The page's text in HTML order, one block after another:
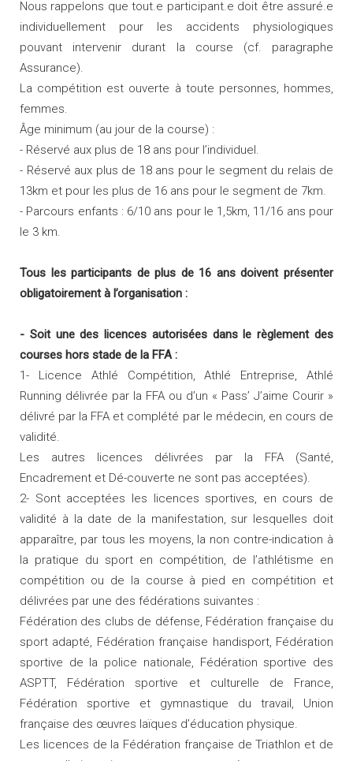
Nous rappelons que tout.e participant.e doit être assuré.e
individuellement pour les accidents physiologiques
pouvant intervenir durant la course (cf. paragraphe
Assurance).
La compétition est ouverte à toute personnes, hommes,
femmes.
Âge minimum (au jour de la course) :
- Réservé aux plus de 18 ans pour l’individuel.
- Réservé aux plus de 18 ans pour le segment du relais de
13km et pour les plus de 16 ans pour le segment de 7km.
- Parcours enfants : 6/10 ans pour le 1,5km, 11/16 ans pour
le 3 km.
Tous les participants de plus de 16 ans doivent présenter
obligatoirement à l’organisation :
- Soit une des licences autorisées dans le règlement des
courses hors stade de la FFA :
1- Licence Athlé Compétition, Athlé Entreprise, Athlé
Running délivrée par la FFA ou d’un « Pass’ J’aime Courir »
délivré par la FFA et complété par le médecin, en cours de
validité.
Les autres licences délivrées par la FFA (Santé,
Encadrement et Dé-couverte ne sont pas acceptées).
2- Sont acceptées les licences sportives, en cours de
validité à la date de la manifestation, sur lesquelles doit
apparaître, par tous les moyens, la non contre-indication à
la pratique du sport en compétition, de l’athlétisme en
compétition ou de la course à pied en compétition et
délivrées par une des fédérations suivantes :
Fédération des clubs de défense, Fédération française du
sport adapté, Fédération française handisport, Fédération
sportive de la police nationale, Fédération sportive des
ASPTT, Fédération sportive et culturelle de France,
Fédération sportive et gymnastique du travail, Union
française des œuvres laïques d’éducation physique.
Les licences de la Fédération française de Triathlon et de